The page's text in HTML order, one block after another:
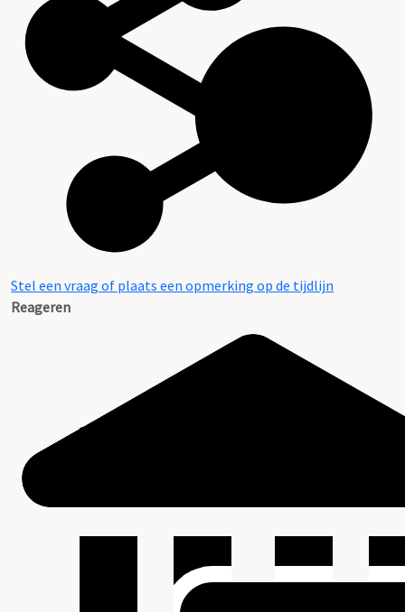
Stel een vraag of plaats een opmerking op de tijdlijn
Reageren